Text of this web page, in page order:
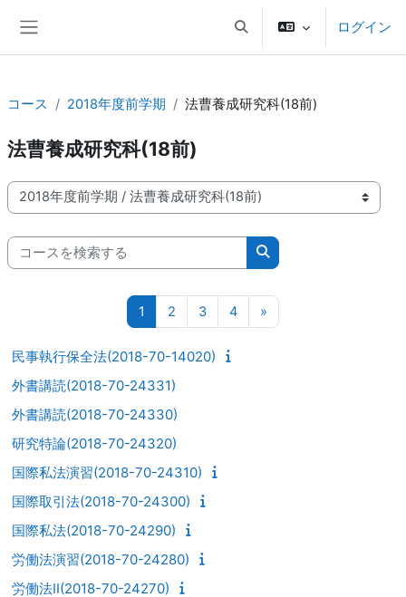
検索入力に切り替えるログイン
コース 2018年度前学期 法曹養成研究科(18前)
法曹養成研究科(18前)
コースカテゴリ
コースを検索する
コースを検索する
1 ページ 1
2 ページ 2
3ページ 3
4ページ 4
»
民事執行保全法(2018-70-14020)
外書講読(2018-70-24331)
外書講読(2018-70-24330)
研究特論(2018-70-24320)
国際私法演習(2018-70-24310)
国際取引法(2018-70-24300)
国際私法(2018-70-24290)
労働法演習(2018-70-24280)
労働法II(2018-70-24270)